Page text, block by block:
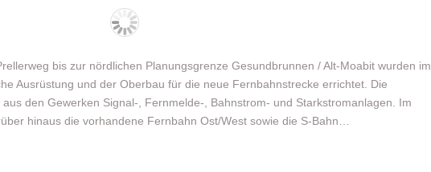
bis zur nördlichen Planungsgrenze Gesundbrunnen / Alt-Moabit wurden im
Ausrüstung und der Oberbau für die neue Fernbahnstrecke errichtet. Die
den Gewerken Signal-, Fernmelde-, Bahnstrom- und Starkstromanlagen. Im
hinaus die vorhandene Fernbahn Ost/West sowie die S-Bahn…